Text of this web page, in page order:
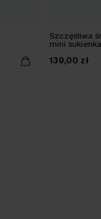
Szczęśliwa
mini sukienka
139,00 zł